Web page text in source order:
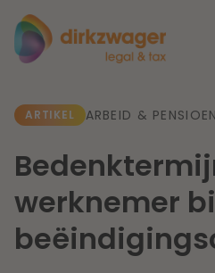
Expertises
Fiscaal
Arbeid & Pensioen
Artikelen
Klantcases
Events
Specialisten
ARTIKEL ARBEID & PENSIOEN
werknemer